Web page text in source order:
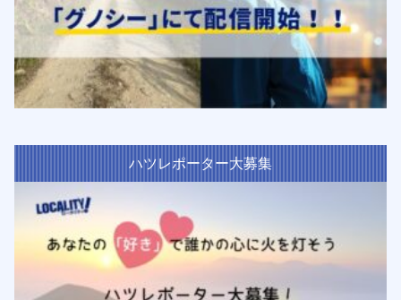
ハツレポーター大募集